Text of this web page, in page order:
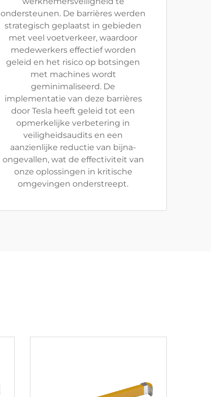
ondersteunen. De barrières werden
strategisch geplaatst in gebieden
met veel voetverkeer, waardoor
medewerkers effectief worden
geleid en het risico op botsingen
met machines wordt
geminimaliseerd. De
implementatie van deze barrières
door Tesla heeft geleid tot een
opmerkelijke verbetering in
veiligheidsaudits en een
aanzienlijke reductie van bijna-
ongevallen, wat de effectiviteit van
onze oplossingen in kritische
omgevingen onderstreept.